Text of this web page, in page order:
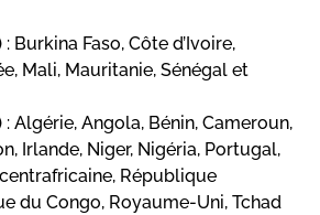
: Burkina Faso, Côte d’Ivoire,
Mali, Mauritanie, Sénégal et
: Algérie, Angola, Bénin, Cameroun,
Irlande, Niger, Nigéria, Portugal,
République
du Congo, Royaume-Uni, Tchad